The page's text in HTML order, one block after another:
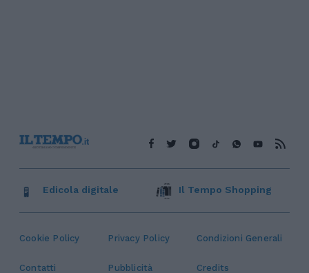
Cookie Policy Privacy Policy Condizioni Generali
Contatti Pubblicità Credits
Edicola digitale Il Tempo Shopping